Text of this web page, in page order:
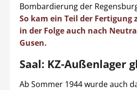
Bombardierung der
So kam ein Teil der Fertigung
in der Folge auch nach
Gusen.
Saal: KZ-Außenlager
Ab Sommer 1944 wurde auch